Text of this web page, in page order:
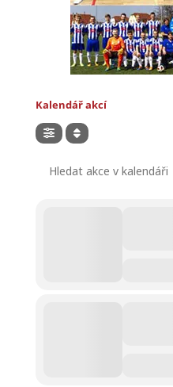
Kalendář akcí